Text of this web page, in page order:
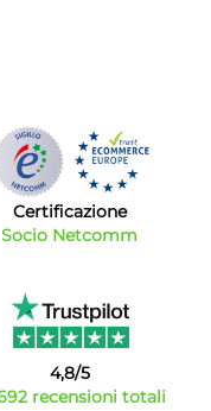
Certificazione
Socio Netcomm
4,8/5
recensioni totali